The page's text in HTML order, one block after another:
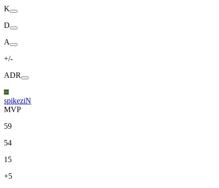
K
D
A
+/-
ADR
spikeziN
MVP
59
54
15
+5